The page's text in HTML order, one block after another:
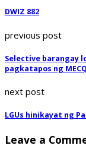
DWIZ 882
previous post
Selective barangay
pagkatapos ng
next post
LGUs hinikayat ng
Leave a